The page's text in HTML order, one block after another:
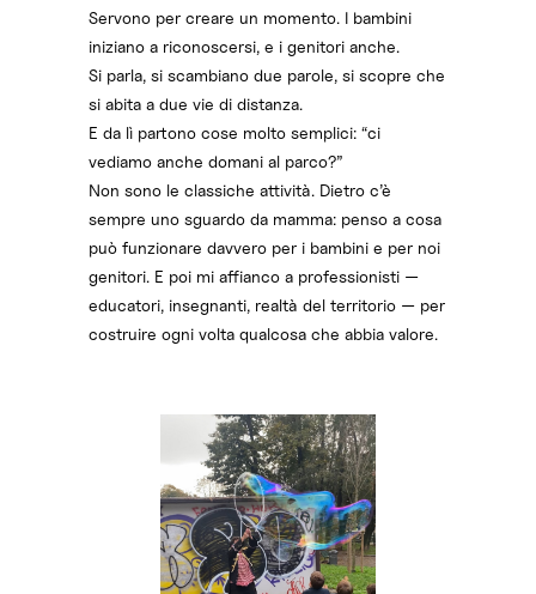
Servono per creare un momento. I bambini
iniziano a riconoscersi, e i genitori anche.
Si parla, si scambiano due parole, si scopre che
si abita a due vie di distanza.
E da lì partono cose molto semplici: “ci
vediamo anche domani al parco?”
Non sono le classiche attività. Dietro c’è
sempre uno sguardo da mamma: penso a cosa
può funzionare davvero per i bambini e per noi
genitori. E poi mi affianco a professionisti —
educatori, insegnanti, realtà del territorio — per
costruire ogni volta qualcosa che abbia valore.